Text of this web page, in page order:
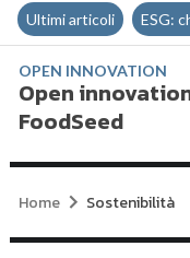
Ultimi articoli ESG:
OPEN INNOVATION
Open
FoodSeed
Home Sostenibilità